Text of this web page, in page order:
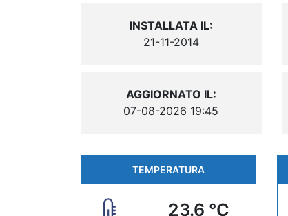
INSTALLATA IL:
21-11-2014
AGGIORNATO IL:
07-08-2026 19:45
TEMPERATURA
23.6 °C